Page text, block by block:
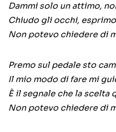
Dammi solo un attimo,
Chiudo gli occhi,
Non potevo chiedere di
Premo sul pedale sto
Il mio modo di fare mi
È il segnale che la scelta
Non potevo chiedere di